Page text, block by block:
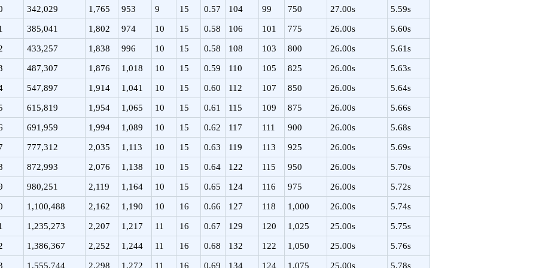
342,029 1,765 953 9 15 0.57 104 99 750 27.00s 5.59s
385,041 1,802 974 10 15 0.58 106 101 775 26.00s 5.60s
433,257 1,838 996 10 15 0.58 108 103 800 26.00s 5.61s
487,307 1,876 1,018 10 15 0.59 110 105 825 26.00s 5.63s
547,897 1,914 1,041 10 15 0.60 112 107 850 26.00s 5.64s
615,819 1,954 1,065 10 15 0.61 115 109 875 26.00s 5.66s
691,959 1,994 1,089 10 15 0.62 117 111 900 26.00s 5.68s
777,312 2,035 1,113 10 15 0.63 119 113 925 26.00s 5.69s
872,993 2,076 1,138 10 15 0.64 122 115 950 26.00s 5.70s
980,251 2,119 1,164 10 15 0.65 124 116 975 26.00s 5.72s
1,100,488 2,162 1,190 10 16 0.66 127 118 1,000 26.00s 5.74s
1,235,273 2,207 1,217 11 16 0.67 129 120 1,025 25.00s 5.75s
1,386,367 2,252 1,244 11 16 0.68 132 122 1,050 25.00s 5.76s
1,555,744 2,298 1,272 11 16 0.69 134 124 1,075 25.00s 5.78s